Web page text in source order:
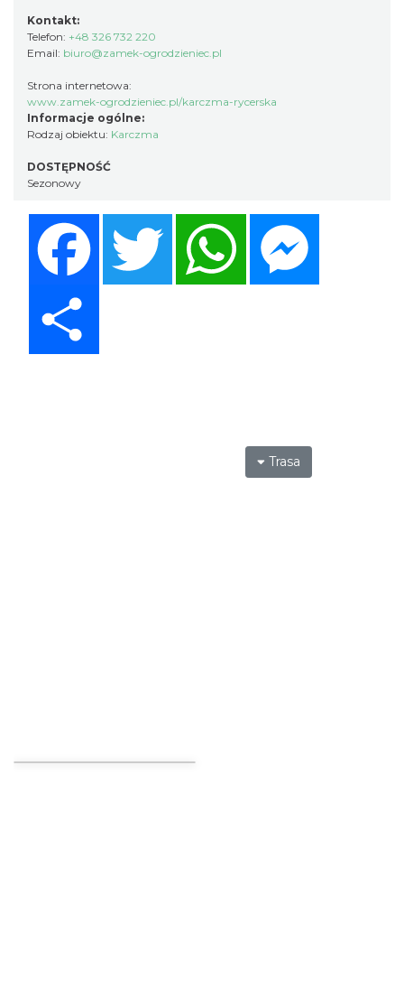
Kontakt:
Telefon: +48 326 732 220
Email: biuro@zamek-ogrodzieniec.pl
Strona internetowa:
www.zamek-ogrodzieniec.pl/karczma-rycerska
Informacje ogólne:
Rodzaj obiektu: Karczma
DOSTĘPNOŚĆ
Sezonowy
Twitter WhatsApp
Trasa